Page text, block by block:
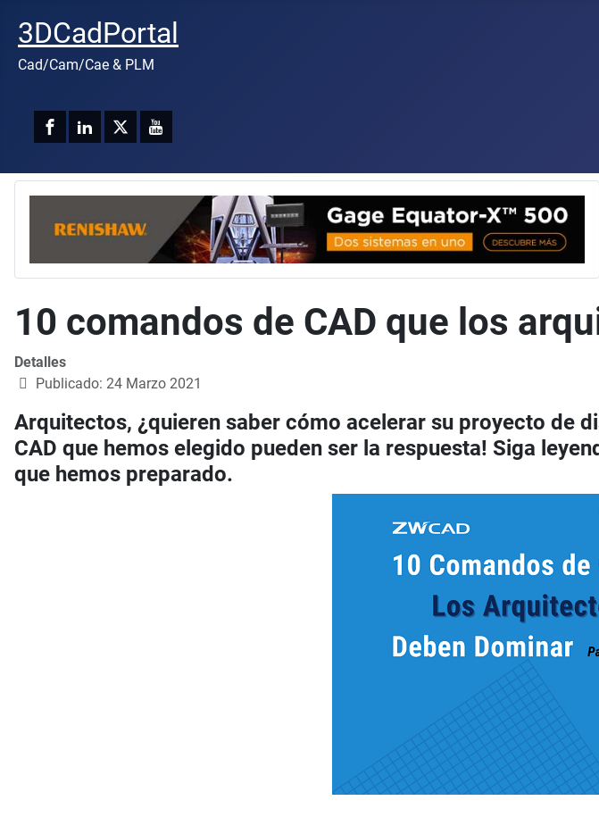
3DCadPortal
Cad/Cam/Cae & PLM
10 comandos de CAD que los
Detalles
Publicado: 24 Marzo 2021
Arquitectos, ¿quieren saber cómo acelerar su proyecto de
CAD que hemos elegido pueden ser la respuesta! Siga
que hemos preparado.